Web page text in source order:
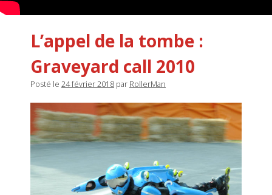
L’appel de la tombe :
Graveyard call 2010
Posté le 24 février 2018 par RollerMan